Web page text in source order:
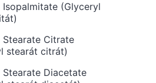
Isopalmitate (Glyceryl
Stearate Citrate
stearát citrát)
Stearate Diacetate